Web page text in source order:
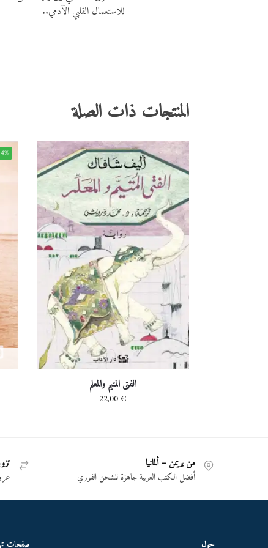
للاستعمال القلبي الآدمي..
المنتجات ذات الصلة
الفتى المتيم والمعلم
22,00€
من بريمن – ألمانيا
أفضل الكتب العربية جاهزة للشحن الفوري
حول صفحات